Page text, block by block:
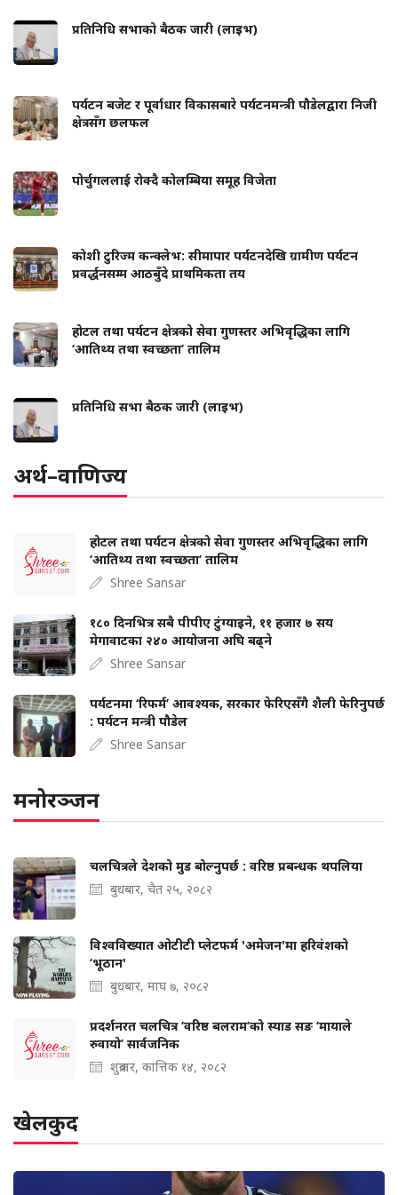
प्रतिनिधि सभाको बैठक जारी (लाइभ)
पर्यटन बजेट र पूर्वाधार विकासबारे पर्यटनमन्त्री पौडेलद्वारा निजी
क्षेत्रसँग छलफल
पोर्चुगललाई रोक्दै कोलम्बिया समूह विजेता
कोशी टुरिज्म कन्क्लेभ: सीमापार पर्यटनदेखि ग्रामीण पर्यटन
प्रवर्द्धनसम्म आठबुँदे प्राथमिकता तय
होटल तथा पर्यटन क्षेत्रको सेवा गुणस्तर अभिवृद्धिका लागि
‘आतिथ्य तथा स्वच्छता’ तालिम
प्रतिनिधि सभा बैठक जारी (लाइभ)
अर्थ–वाणिज्य
होटल तथा पर्यटन क्षेत्रको सेवा गुणस्तर अभिवृद्धिका लागि
‘आतिथ्य तथा स्वच्छता’ तालिम
Shree Sansar
१८० दिनभित्र सबै पीपीए टुंग्याइने, ११ हजार ७ सय
मेगावाटका २४० आयोजना अघि बढ्ने
Shree Sansar
पर्यटनमा ‘रिफर्म’ आवश्यक, सरकार फेरिएसँगै शैली फेरिनुपर्छ
: पर्यटन मन्त्री पौडेल
Shree Sansar
मनोरञ्जन
चलचित्रले देशको मुड बोल्‍नुपर्छ : वरिष्ठ प्रबन्धक थपलिया
बुधबार, चैत २५, २०८२
विश्वविख्यात ओटीटी प्लेटफर्म 'अमेजन'मा हरिवंशको
‘भूठान'
बुधबार, माघ ७, २०८२
प्रदर्शनरत चलचित्र ‘वरिष्ठ बलराम’को स्याड सङ ‘मायाले
रुवायो’ सार्वजनिक
शुक्रबार, कात्तिक १४, २०८२
खेलकुद